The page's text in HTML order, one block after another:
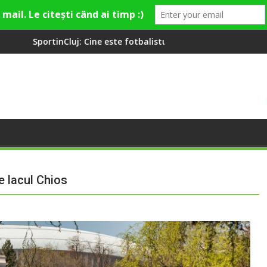
fotbalistul cu două diplome care a învățat româna la 2 ani
Compania de Apă Someș,
lacul Chios